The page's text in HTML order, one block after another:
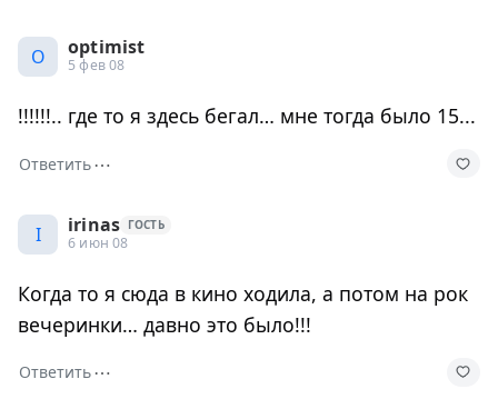
O optimist
5 фев 08
!!!!!!.. где то я здесь бегал… мне тогда было 15...
Ответить⋯
I irinas ГОСТЬ
6 июн 08
Когда то я сюда в кино ходила, а потом на рок
вечеринки… давно это было!!!
Ответить⋯